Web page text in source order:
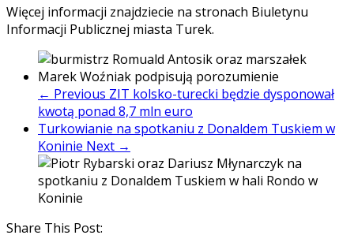
Więcej informacji znajdziecie na stronach Biuletynu
Informacji Publicznej miasta Turek.
← Previous ZIT kolsko-turecki będzie dysponował
kwotą ponad 8,7 mln euro
Turkowianie na spotkaniu z Donaldem Tuskiem w
Koninie Next →
Share This Post: